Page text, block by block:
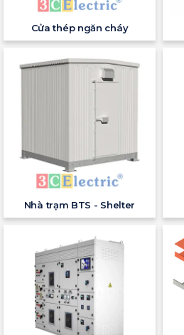
Cửa thép ngăn cháy
Nhà trạm BTS - Shelter